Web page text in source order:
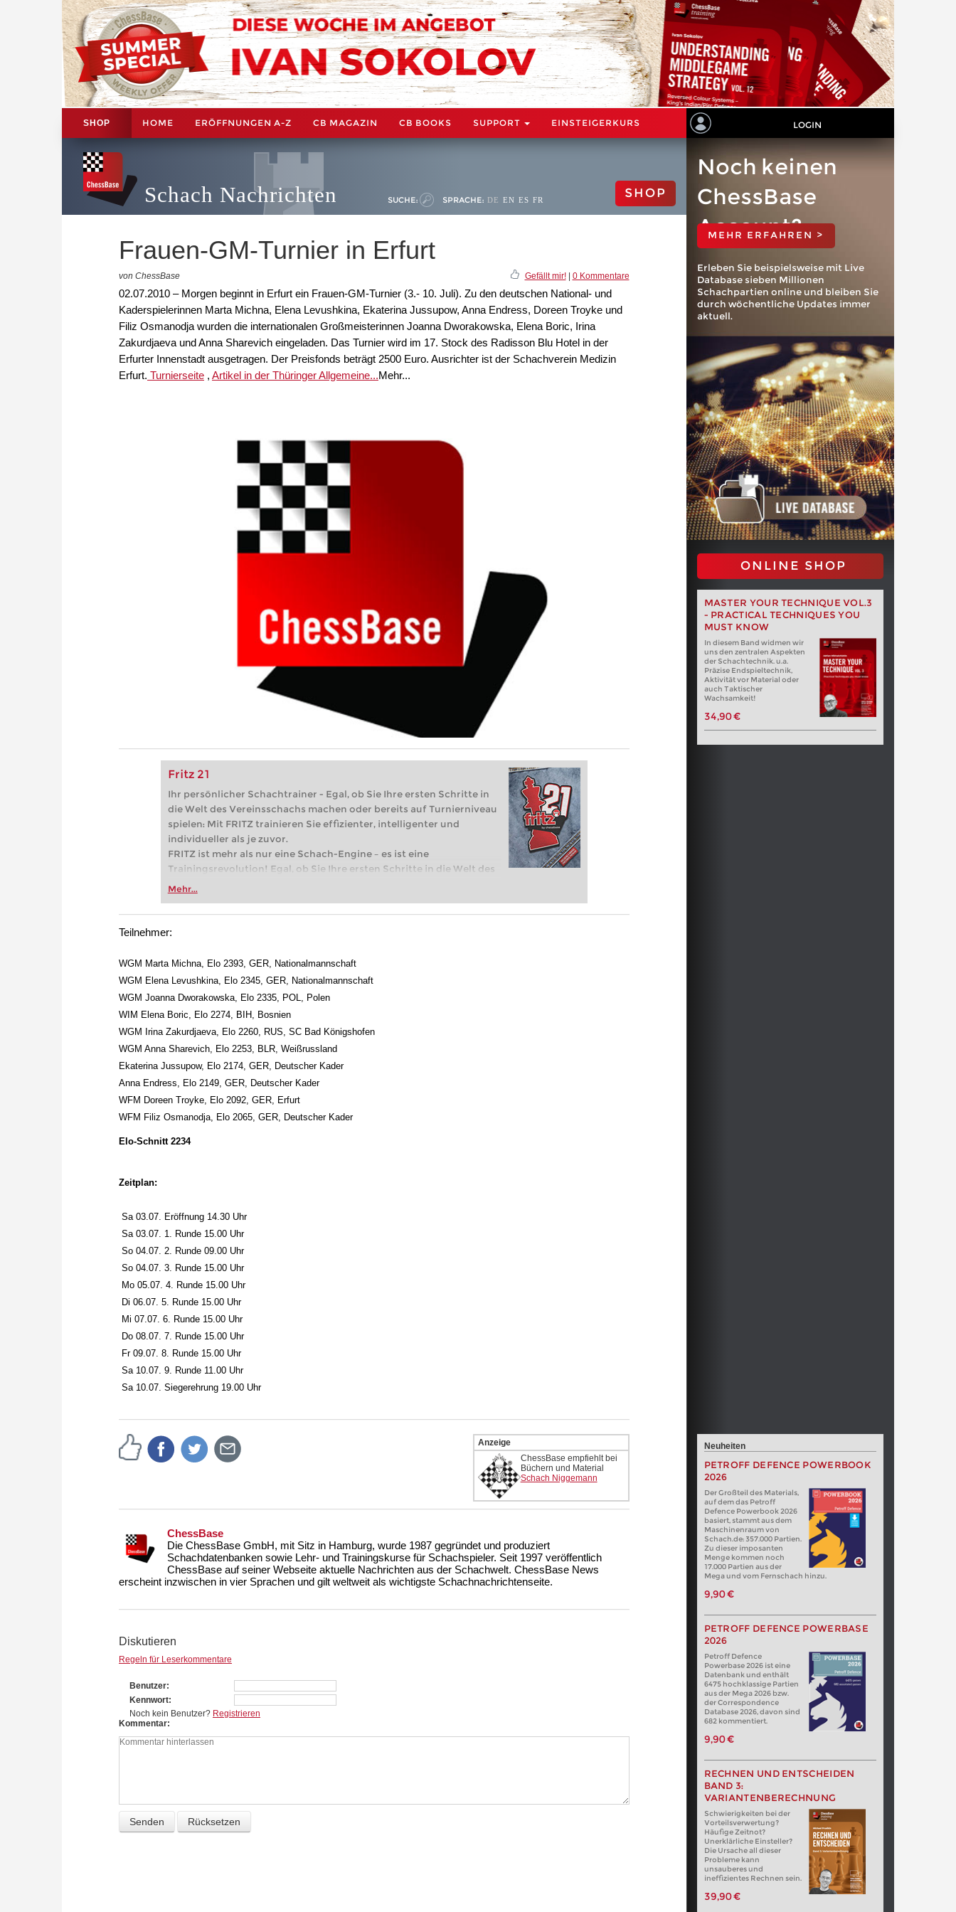
SHOP HOME ERÖFFNUNGEN A-Z CB MAGAZIN CB BOOKS SUPPORT EINSTEIGERKURS LOGIN
Schach Nachrichten SUCHE: SPRACHE: DE EN ES FR SHOP
Frauen-GM-Turnier in Erfurt
von ChessBase Gefällt mir!| 0 Kommentare
02.07.2010 – Morgen beginnt in Erfurt ein Frauen-GM-Turnier (3.- 10. Juli). Zu den deutschen National- und
Kaderspielerinnen Marta Michna, Elena Levushkina, Ekaterina Jussupow, Anna Endress, Doreen Troyke und
Filiz Osmanodja wurden die internationalen Großmeisterinnen Joanna Dworakowska, Elena Boric, Irina
Zakurdjaeva und Anna Sharevich eingeladen. Das Turnier wird im 17. Stock des Radisson Blu Hotel in der
Erfurter Innenstadt ausgetragen. Der Preisfonds beträgt 2500 Euro. Ausrichter ist der Schachverein Medizin
Erfurt. Turnierseite , Artikel in der Thüringer Allgemeine...Mehr...
Fritz 21
Ihr persönlicher Schachtrainer - Egal, ob Sie Ihre ersten Schritte in
die Welt des Vereinsschachs machen oder bereits auf Turnierniveau
spielen: Mit FRITZ trainieren Sie effizienter, intelligenter und
individueller als je zuvor.
FRITZ ist mehr als nur eine Schach-Engine – es ist eine
Trainingsrevolution! Egal, ob Sie Ihre ersten Schritte in die Welt des
Vereinsschachs machen oder bereits auf Turnierniveau spielen: Mit
zuvor.
Mehr...
Noch keinen
ChessBase
Account?
MEHR ERFAHREN >
Erleben Sie beispielsweise mit Live
Database sieben Millionen
Schachpartien online und bleiben Sie
durch wöchentliche Updates immer
aktuell.
ONLINE SHOP
MASTER YOUR TECHNIQUE VOL.3
- PRACTICAL TECHNIQUES YOU
MUST KNOW
In diesem Band widmen wir
uns den zentralen Aspekten
der Schachtechnik. u.a.
Präzise Endspieltechnik,
Aktivität vor Material oder
auch Taktischer
Wachsamkeit!
34,90 €
Teilnehmer:
WGM Marta Michna, Elo 2393, GER, Nationalmannschaft
WGM Elena Levushkina, Elo 2345, GER, Nationalmannschaft
WGM Joanna Dworakowska, Elo 2335, POL, Polen
WIM Elena Boric, Elo 2274, BIH, Bosnien
WGM Irina Zakurdjaeva, Elo 2260, RUS, SC Bad Königshofen
WGM Anna Sharevich, Elo 2253, BLR, Weißrussland
Ekaterina Jussupow, Elo 2174, GER, Deutscher Kader
Anna Endress, Elo 2149, GER, Deutscher Kader
WFM Doreen Troyke, Elo 2092, GER, Erfurt
WFM Filiz Osmanodja, Elo 2065, GER, Deutscher Kader
Elo-Schnitt 2234
Zeitplan:
Sa 03.07. Eröffnung 14.30 Uhr
Sa 03.07. 1. Runde 15.00 Uhr
So 04.07. 2. Runde 09.00 Uhr
So 04.07. 3. Runde 15.00 Uhr
Mo 05.07. 4. Runde 15.00 Uhr
Di 06.07. 5. Runde 15.00 Uhr
Mi 07.07. 6. Runde 15.00 Uhr
Do 08.07. 7. Runde 15.00 Uhr
Fr 09.07. 8. Runde 15.00 Uhr
Sa 10.07. 9. Runde 11.00 Uhr
Sa 10.07. Siegerehrung 19.00 Uhr
Anzeige
ChessBase empfiehlt bei
Büchern und Material
Schach Niggemann
ChessBase
Die ChessBase GmbH, mit Sitz in Hamburg, wurde 1987 gegründet und produziert
Schachdatenbanken sowie Lehr- und Trainingskurse für Schachspieler. Seit 1997 veröffentlich
ChessBase auf seiner Webseite aktuelle Nachrichten aus der Schachwelt. ChessBase News
erscheint inzwischen in vier Sprachen und gilt weltweit als wichtigste Schachnachrichtenseite.
Diskutieren
Regeln für Leserkommentare
Benutzer
Kennwort
Noch kein Benutzer? Registrieren
Kommentar
Neuheiten
PETROFF DEFENCE POWERBOOK
2026
Der Großteil des Materials,
auf dem das Petroff
Defence Powerbook 2026
basiert, stammt aus dem
Maschinenraum von
Schach.de: 357.000 Partien.
Zu dieser imposanten
Menge kommen noch
17.000 Partien aus der
Mega und vom Fernschach hinzu.
9,90 €
PETROFF DEFENCE POWERBASE
2026
Petroff Defence
Powerbase 2026 ist eine
Datenbank und enthält
6475 hochklassige Partien
aus der Mega 2026 bzw.
der Correspondence
Database 2026, davon sind
682 kommentiert.
9,90 €
RECHNEN UND ENTSCHEIDEN
BAND 3:
VARIANTENBERECHNUNG
Schwierigkeiten bei der
Vorteilsverwertung?
Häufige Zeitnot?
Unerklärliche Einsteller?
Die Ursache all dieser
Probleme kann
unsauberes und
ineffizientes Rechnen sein.
39,90 €